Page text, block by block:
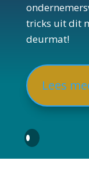
tricks uit dit
deurmat!
Lees